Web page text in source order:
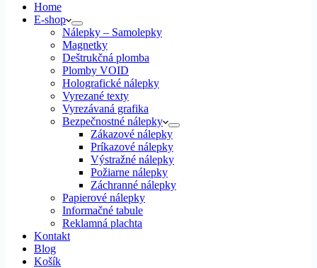
Home
E-shop
Nálepky – Samolepky
Magnetky
Deštrukčná plomba
Plomby VOID
Holografické nálepky
Vyrezané texty
Vyrezávaná grafika
Bezpečnostné nálepky
Zákazové nálepky
Príkazové nálepky
Výstražné nálepky
Požiarne nálepky
Záchranné nálepky
Papierové nálepky
Informačné tabule
Reklamná plachta
Kontakt
Blog
Košík